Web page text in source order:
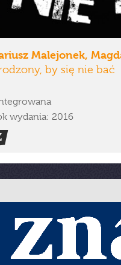
Malejonek,
by się nie bać
wydania: 2016